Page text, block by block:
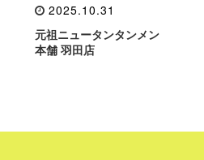
2025.10.31
元祖ニュータンタンメン
本舗 羽田店